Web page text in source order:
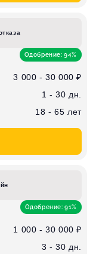
Одобрение: 94%
3 000 - 30 000 ₽
1 - 30 дн.
18 - 65 лет
Одобрение: 91%
1 000 - 30 000 ₽
3 - 30 дн.